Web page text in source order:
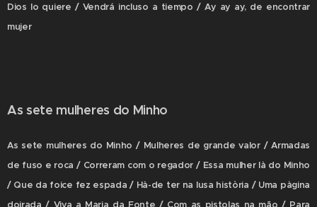
Dios lo quiere / Vendrá incluso a tiempo / Ay ay ay, de encontrar
mujer
As sete mulheres do Minho
As sete mulheres do Minho / Mulheres de grande valor / Armadas
de fuso e roca / Correram com o regador / Essa mulher là do Minho
/ Que da foice fez espada / Hà-de ter na lusa història / Uma pàgina
doirada / Viva a Maria da Fonte / Com as pistolas na mão / Para